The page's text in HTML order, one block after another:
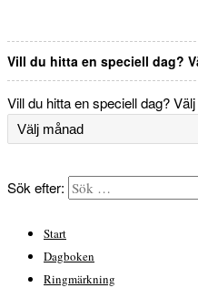
Vill du hitta en speciell dag?
Vill du hitta en speciell dag?
Sök efter:
Start
Dagboken
Ringmärkning